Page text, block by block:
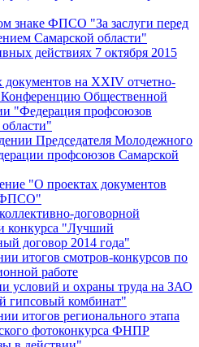
знаке ФПСО "За заслуги перед
Самарской области"
действиях 7 октября 2015
документов на XXIV отчетно-
Общественной
"Федерация профсоюзов
Председателя Молодежного
профсоюзов Самарской
"О проектах документов
ФПСО"
договорной
конкурса "Лучший
договор 2014 года"
итогов смотров-конкурсов по
работе
условий и охраны труда на ЗАО
гипсовый комбинат"
итогов регионального этапа
фотоконкурса ФНПР